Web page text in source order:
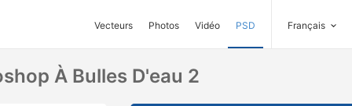
Vecteurs Photos Vidéo PSD Français
À Bulles D'eau 2